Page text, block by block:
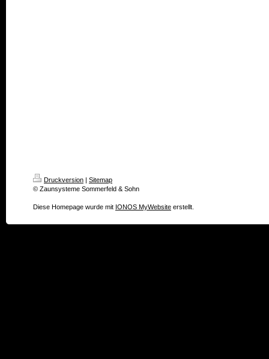
Druckversion | Sitemap
© Zaunsysteme Sommerfeld & Sohn
Diese Homepage wurde mit IONOS MyWebsite erstellt.